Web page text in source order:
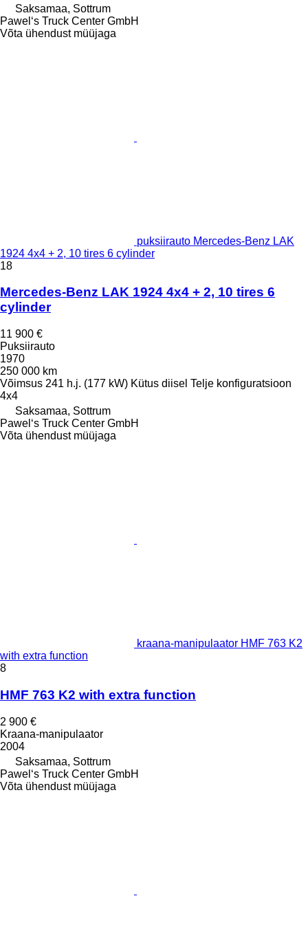
Saksamaa, Sottrum
Pawel‘s Truck Center GmbH
Võta ühendust müüjaga
puksiirauto Mercedes-Benz LAK
1924 4x4 + 2, 10 tires 6 cylinder
18
Mercedes-Benz LAK 1924 4x4 + 2, 10 tires 6
cylinder
11 900 €
Puksiirauto
1970
250 000 km
Võimsus 241 h.j. (177 kW) Kütus diisel Telje konfiguratsioon
4x4
Saksamaa, Sottrum
Pawel‘s Truck Center GmbH
Võta ühendust müüjaga
kraana-manipulaator HMF 763 K2
with extra function
8
HMF 763 K2 with extra function
2 900 €
Kraana-manipulaator
2004
Saksamaa, Sottrum
Pawel‘s Truck Center GmbH
Võta ühendust müüjaga